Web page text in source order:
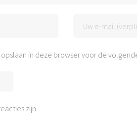
in deze browser voor de
zijn.